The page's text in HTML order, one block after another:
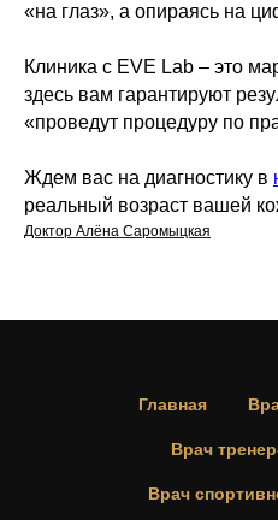
«на глаз», а опираясь на
Клиника с EVE Lab – это
здесь вам гарантируют
«проведут процедуру по
Ждем вас на диагностику в
реальный возраст вашей
Доктор Алёна Саромыцкая
Главная
Врач
Врач